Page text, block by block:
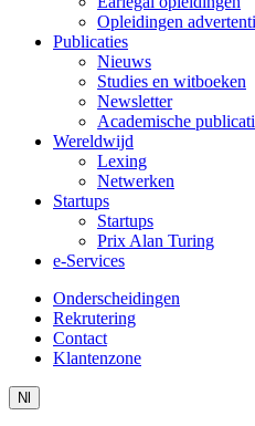
Opleidingen
Publicaties
Nieuws
Studies en witboeken
Newsletter
Academische
Wereldwijd
Lexing
Netwerken
Startups
Startups
Prix Alan Turing
e-Services
Onderscheidingen
Rekrutering
Contact
Klantenzone
Nl